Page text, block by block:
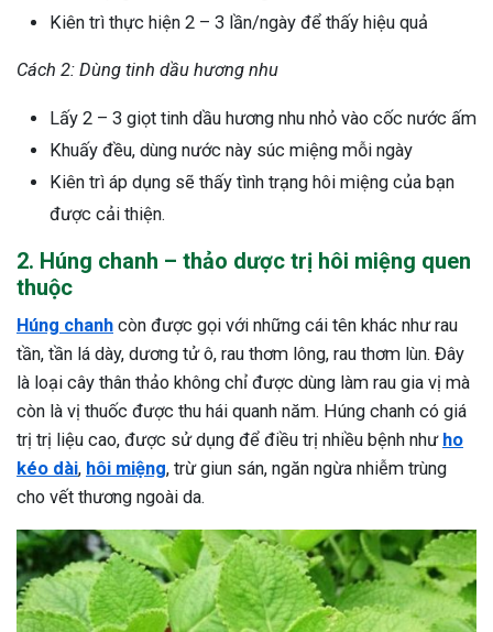
Thông Tin Cần Biết
sau sinh là tình trạng viêm da
phổ biến, khiến đôi bàn tay,
Kiên trì thực hiện 2 – 3 lần/ngày để thấy hiệu quả
Cách 2: Dùng tinh dầu hương nhu
Lấy 2 – 3 giọt tinh dầu hương nhu nhỏ vào cốc nước ấm
Khuấy đều, dùng nước này súc miệng mỗi ngày
Kiên trì áp dụng sẽ thấy tình trạng hôi miệng của bạn
được cải thiện.
2. Húng chanh – thảo dược trị hôi miệng quen
thuộc
Húng chanh còn được gọi với những cái tên khác như rau
tần, tần lá dày, dương tử ô, rau thơm lông, rau thơm lùn. Đây
là loại cây thân thảo không chỉ được dùng làm rau gia vị mà
còn là vị thuốc được thu hái quanh năm. Húng chanh có giá
trị trị liệu cao, được sử dụng để điều trị nhiều bệnh như ho
kéo dài, hôi miệng, trừ giun sán, ngăn ngừa nhiễm trùng
cho vết thương ngoài da.